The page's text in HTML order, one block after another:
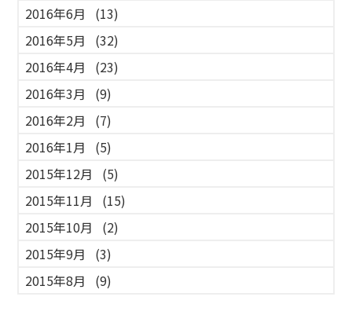
2016年6月
(13)
2016年5月
(32)
2016年4月
(23)
2016年3月
(9)
2016年2月
(7)
2016年1月
(5)
2015年12月
(5)
2015年11月
(15)
2015年10月
(2)
2015年9月
(3)
2015年8月
(9)